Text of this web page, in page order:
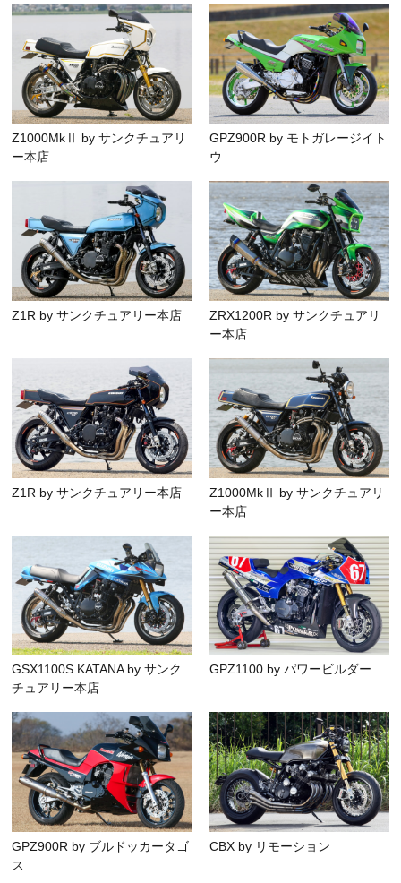
Z1000MkⅡ by サンクチュアリ
ー本店
GPZ900R by モトガレージイト
ウ
Z1R by サンクチュアリー本店
ZRX1200R by サンクチュアリ
ー本店
Z1R by サンクチュアリー本店
Z1000MkⅡ by サンクチュアリ
ー本店
GSX1100S KATANA by サンク
チュアリー本店
GPZ1100 by パワービルダー
GPZ900R by ブルドッカータゴ
ス
CBX by リモーション